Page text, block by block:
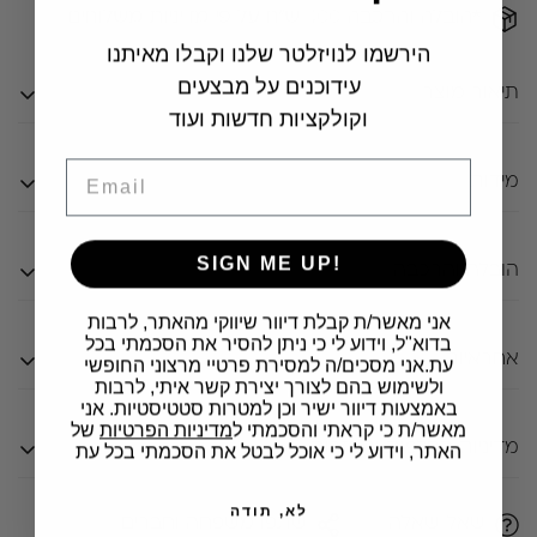
תיאור מוצר
הצרפתי WOODNET
ויטרינה העשויה מעץ מלא מסוג אקאציה עם מינימום נגיעה
של צבע, דבר היוצר מראה כפרי וחם.
קווים ישרים ואלגנטיים תוך שילוב עדין של ברזל וזכוכית.
מידות
גובה: 195 ס"מ
עומק: 45 ס"מ
הובלה והרכבה
עלות ההובלה משולמת ישירות למוביל בעת האספקה.
ההובלה כוללת הרכבה – אם נדרש.
תמחור הובלה- מוצר היקר ביותר: תשלום מלא. שאר
אחראיות
אנו מעניקים שנה של אחריות לכל הרהיטים שלנו.
ליהנות מהם שנים ארוכות ארוכות.
מדיניות החלפות והחזרות
ביטול הזמנה ע”י לקוח, לפני מועד מסירת המוצרים לחזקתו,
שתפו משפחה וחברים
Confirm your age
הירשמו לנויזלטר שלנו וקבלו מאיתנו
עידוכנים על מבצעים
וקולקציות חדשות ועוד
מייל
SIGN ME UP!
​אני מאשר/ת קבלת דיוור שיווקי מהאתר, לרבות
בדוא"ל, וידוע לי כי ניתן להסיר את הסכמתי בכל
עת.אני מסכים/ה למסירת פרטיי מרצוני החופשי
ולשימוש בהם לצורך יצירת קשר איתי, לרבות
באמצעות דיוור ישיר וכן למטרות סטטיסטיות. אני
מאשר/ת כי קראתי והסכמתי למדיניות הפרטיות של
האתר, וידוע לי כי אוכל לבטל את הסכמתי בכל עת
לא, תודה